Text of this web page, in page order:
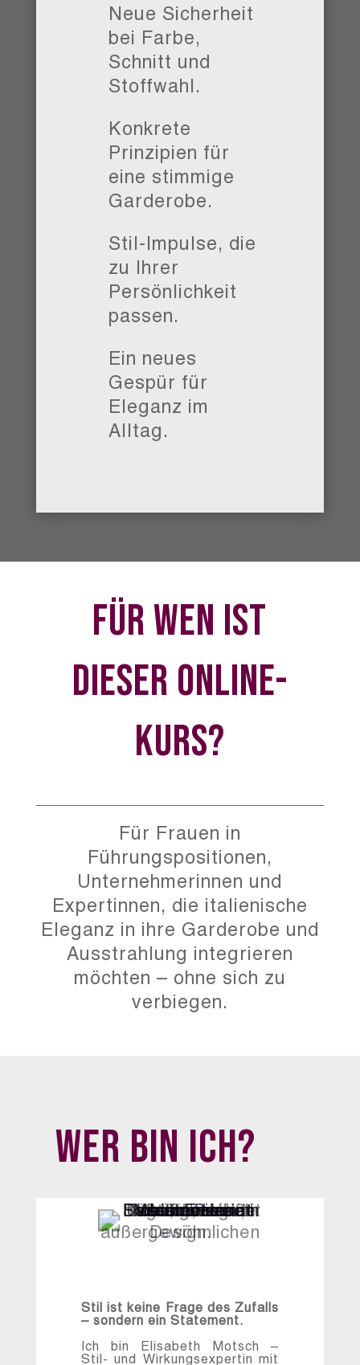
Neue Sicherheit
bei Farbe,
Schnitt und
Stoffwahl.
Konkrete
Prinzipien für
eine stimmige
Garderobe.
Stil-Impulse, die
zu Ihrer
Persönlichkeit
passen.
Ein neues
Gespür für
Eleganz im
Alltag.
Für Wen ist
dieser Online-
Kurs?
Für Frauen in
Führungspositionen,
Unternehmerinnen und
Expertinnen, die italienische
Eleganz in ihre Garderobe und
Ausstrahlung integrieren
möchten – ohne sich zu
verbiegen.
Wer bin ich?
Stil ist keine Frage des Zufalls
– sondern ein Statement.
Ich bin Elisabeth Motsch –
Stil- und Wirkungsexpertin mit